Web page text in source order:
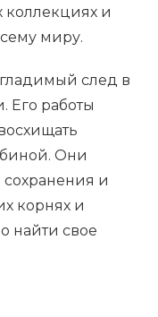
коллекциях и
миру.
след в
Его работы
Они
и
корнях и
найти свое